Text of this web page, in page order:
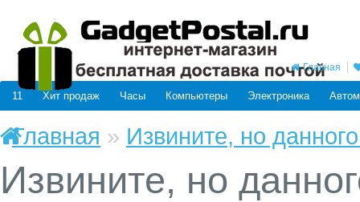
Главная
11 Хит продаж Часы Компьютеры Электроника
Главная » Извините, но
Извините, но